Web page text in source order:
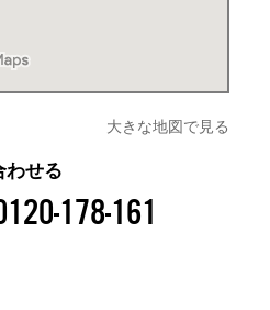
大きな地図で見る
わせる
178-161